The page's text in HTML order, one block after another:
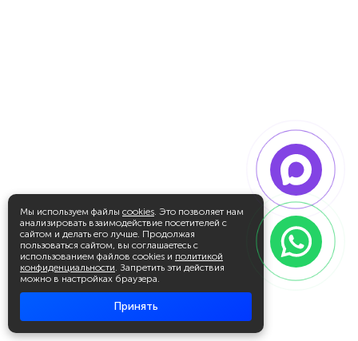
Мы используем файлы cookies. Это позволяет нам
анализировать взаимодействие посетителей с
сайтом и делать его лучше. Продолжая
пользоваться сайтом, вы соглашаетесь с
использованием файлов cookies и политикой
конфиденциальности. Запретить эти действия
можно в настройках браузера.
Принять